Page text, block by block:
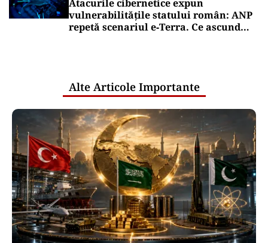
Atacurile cibernetice expun
vulnerabilitățile statului român: ANP
repetă scenariul e‑Terra. Ce ascund
Alte Articole Importante